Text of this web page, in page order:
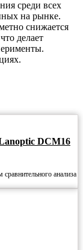
среди всех
на рынке.
снижается
делает
DCM16
анализа